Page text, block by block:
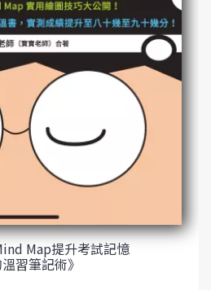
Map提升考試記憶
習筆記術》